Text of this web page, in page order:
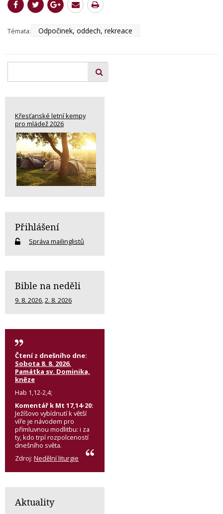
Témata: Odpočinek, oddech, rekreace
Křesťanské letní kempy
pro mládež 2026
Přihlášení
Správa mailinglistů
Bible na neděli
9. 8. 2026,2. 8. 2026
Čtení z dnešního dne:
Sobota 8. 8. 2026,
Památka sv. Dominika,
kněze
Hab 1,12-2,4;
Komentář k Mt 17,14-20:
Ježíšovo vybídnutí k větší
víře je návodem pro
přímluvnou modlitbu: i za
ty, kdo trpí rozpolceností
dnešního světa.
Zdroj: Nedělní liturgie
Aktuality